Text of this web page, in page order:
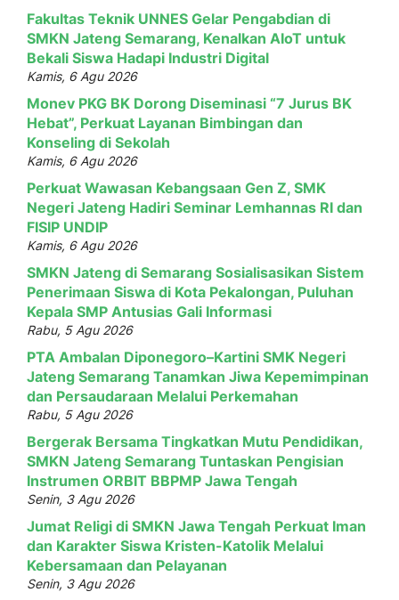
Fakultas Teknik UNNES Gelar Pengabdian di
SMKN Jateng Semarang, Kenalkan AIoT untuk
Bekali Siswa Hadapi Industri Digital
Kamis, 6 Agu 2026
Monev PKG BK Dorong Diseminasi “7 Jurus BK
Hebat”, Perkuat Layanan Bimbingan dan
Konseling di Sekolah
Kamis, 6 Agu 2026
Perkuat Wawasan Kebangsaan Gen Z, SMK
Negeri Jateng Hadiri Seminar Lemhannas RI dan
FISIP UNDIP
Kamis, 6 Agu 2026
SMKN Jateng di Semarang Sosialisasikan Sistem
Penerimaan Siswa di Kota Pekalongan, Puluhan
Kepala SMP Antusias Gali Informasi
Rabu, 5 Agu 2026
PTA Ambalan Diponegoro–Kartini SMK Negeri
Jateng Semarang Tanamkan Jiwa Kepemimpinan
dan Persaudaraan Melalui Perkemahan
Rabu, 5 Agu 2026
Bergerak Bersama Tingkatkan Mutu Pendidikan,
SMKN Jateng Semarang Tuntaskan Pengisian
Instrumen ORBIT BBPMP Jawa Tengah
Senin, 3 Agu 2026
Jumat Religi di SMKN Jawa Tengah Perkuat Iman
dan Karakter Siswa Kristen-Katolik Melalui
Kebersamaan dan Pelayanan
Senin, 3 Agu 2026